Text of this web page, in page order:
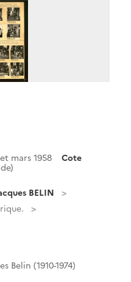
mars 1958
Cote
BELIN
Belin (1910-1974)